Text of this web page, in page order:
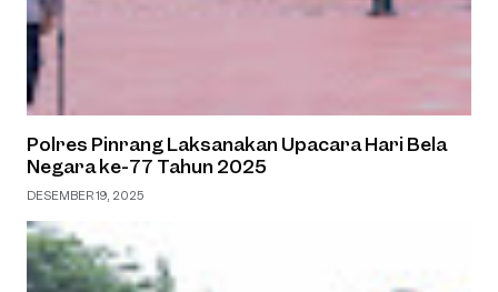
Polres Pinrang Laksanakan Upacara Hari Bela
Negara ke-77 Tahun 2025
DESEMBER 19, 2025